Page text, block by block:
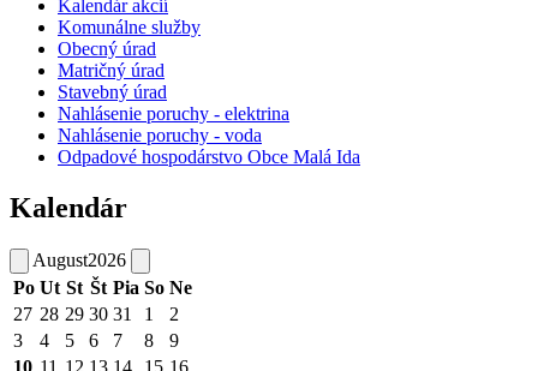
Kalendár akcií
Komunálne služby
Obecný úrad
Matričný úrad
Stavebný úrad
Nahlásenie poruchy - elektrina
Nahlásenie poruchy - voda
Odpadové hospodárstvo Obce Malá Ida
Kalendár
August2026
Po Ut St Št Pia So Ne
27 28 29 30 31 1
2
3
4 5 6 7 8
9